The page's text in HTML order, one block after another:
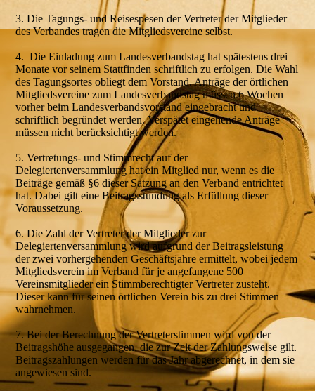
3. Die Tagungs- und Reisespesen der Vertreter der Mitglieder
des Verbandes tragen die Mitgliedsvereine selbst.
4. Die Einladung zum Landesverbandstag hat spätestens drei
Monate vor seinem Stattfinden schriftlich zu erfolgen. Die Wahl
des Tagungsortes obliegt dem Vorstand. Anträge der örtlichen
Mitgliedsvereine zum Landesverbandstag müssen 6 Wochen
vorher beim Landesverbandsvorstand eingebracht und
schriftlich begründet werden. Verspätet eingehende Anträge
müssen nicht berücksichtigt werden.
5. Vertretungs- und Stimmrecht auf der
Delegiertenversammlung hat ein Mitglied nur, wenn es die
Beiträge gemäß §6 dieser Satzung an den Verband entrichtet
hat. Dabei gilt eine Beitragsstundung als Erfüllung dieser
Voraussetzung.
6. Die Zahl der Vertreter der Mitglieder zur
Delegiertenversammlung wird aufgrund der Beitragsleistung
der zwei vorhergehenden Geschäftsjahre ermittelt, wobei jedem
Mitgliedsverein im Verband für je angefangene 500
Vereinsmitglieder ein Stimmberechtigter Vertreter zusteht.
Dieser kann für seinen örtlichen Verein bis zu drei Stimmen
wahrnehmen.
7. Bei der Berechnung der Vertreterstimmen wird von der
Beitragshöhe ausgegangen, die zur Zeit der Zahlungsweise gilt.
Beitragszahlungen werden für das Jahr abgerechnet, in dem sie
angewiesen sind.